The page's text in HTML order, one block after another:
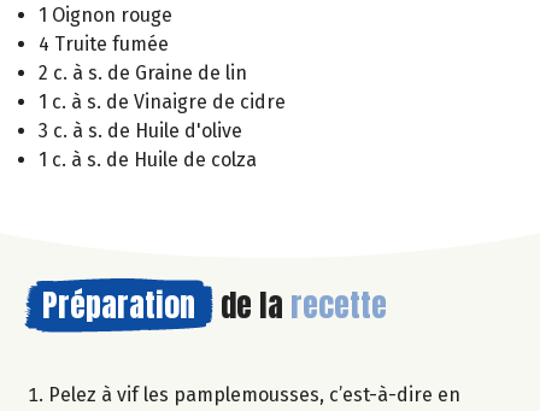
1 Oignon rouge
4 Truite fumée
2 c. à s. de Graine de lin
1 c. à s. de Vinaigre de cidre
3 c. à s. de Huile d'olive
1 c. à s. de Huile de colza
Préparation de la recette
Pelez à vif les pamplemousses, c’est-à-dire en